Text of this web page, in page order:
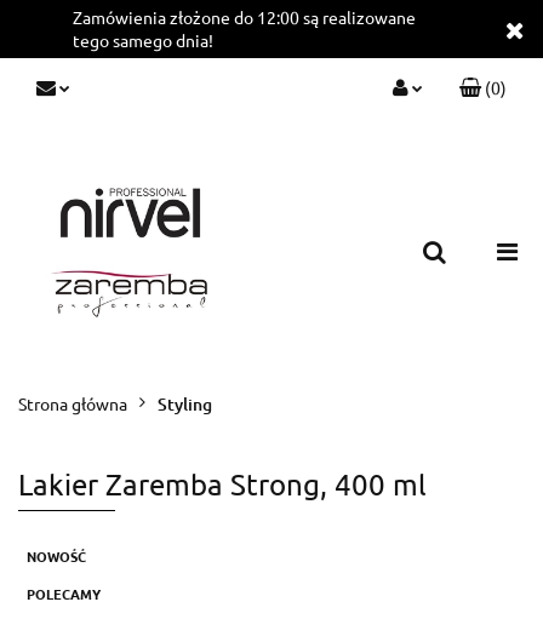
Zamówienia złożone do 12:00 są realizowane
tego samego dnia!
(0)
Strona główna Styling
Lakier Zaremba Strong, 400 ml
NOWOŚĆ
POLECAMY